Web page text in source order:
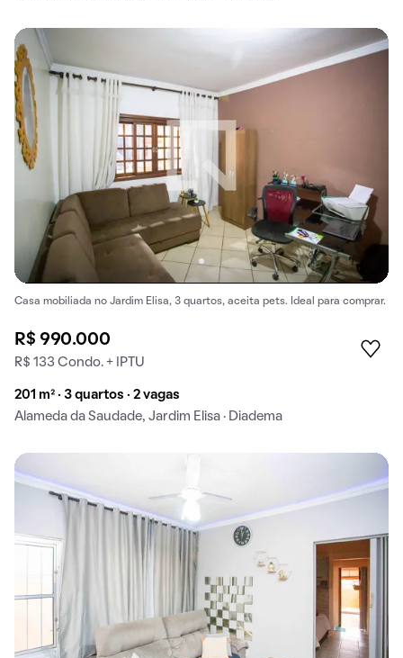
Casa mobiliada no Jardim Elisa, 3 quartos, aceita pets. Ideal para comprar.
R$ 990.000
R$ 133 Condo. + IPTU
201 m² · 3 quartos · 2 vagas
Alameda da Saudade, Jardim Elisa · Diadema